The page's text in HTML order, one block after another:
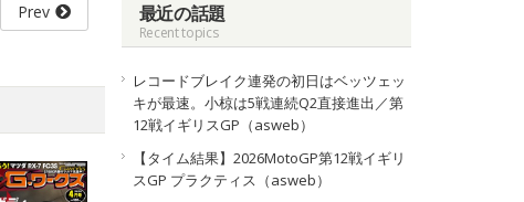
Prev 最近の話題
Recent topics
レコードブレイク連発の初日はベッツェッ
キが最速。小椋は5戦連続Q2直接進出／第
12戦イギリスGP（asweb）
【タイム結果】2026MotoGP第12戦イギリ
スGP プラクティス（asweb）